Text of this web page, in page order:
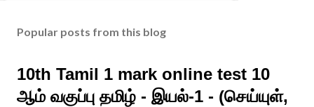
Popular posts from this blog
10th Tamil 1 mark online test 10
ஆம் வகுப்பு தமிழ் - இயல்-1 - (செய்யுள்,